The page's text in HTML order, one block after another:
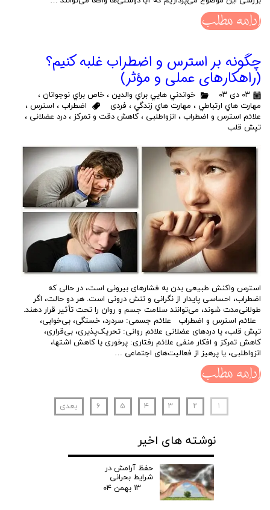
ادامه مطلب
چگونه بر استرس و اضطراب غلبه کنیم؟
(راهکارهای عملی و مؤثر)
۰۳ دی ۰۳ خواندني هايي براي والدين ، خاص براي نوجوانان ،
مهارت هاي ارتباطي ، مهارت هاي زندگي ، فردی اضطراب ، استرس ،
علائم استرس و اضطراب ، انزواطلبی ، کاهش دقت و تمرکز ، درد عضلانی ،
تپش قلب
استرس واکنش طبیعی بدن به فشارهای بیرونی است، در حالی که
اضطراب، احساسی پایدار از نگرانی و تنش درونی است. هر دو حالت، اگر
طولانی‌مدت شوند، می‌توانند سلامت جسم و روان را تحت تأثیر قرار دهند.
علائم استرس و اضطراب علائم جسمی: سردرد، خستگی، بی‌خوابی،
تپش قلب، یا دردهای عضلانی علائم روانی: تحریک‌پذیری، بی‌قراری،
کاهش تمرکز و افکار منفی علائم رفتاری: پرخوری یا کاهش اشتها،
انزواطلبی، یا پرهیز از فعالیت‌های اجتماعی …
ادامه مطلب
۱ ۲ ۳ ۴ ۵ ۶ بعدی
نوشته های اخیر
حفظ آرامش در
شرایط بحرانی
۱۳ بهمن ۰۴